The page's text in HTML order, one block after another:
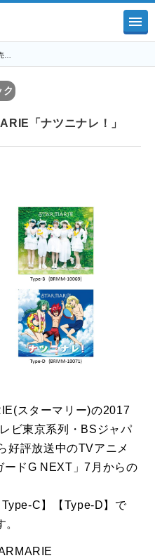
…
ク
「ナツニナレ！」
スターマリー)の2017
ビ東京系列・BSジャパ
好評放送中のTVアニメ
ードG NEXT」7月からの
C】【Type-D】で